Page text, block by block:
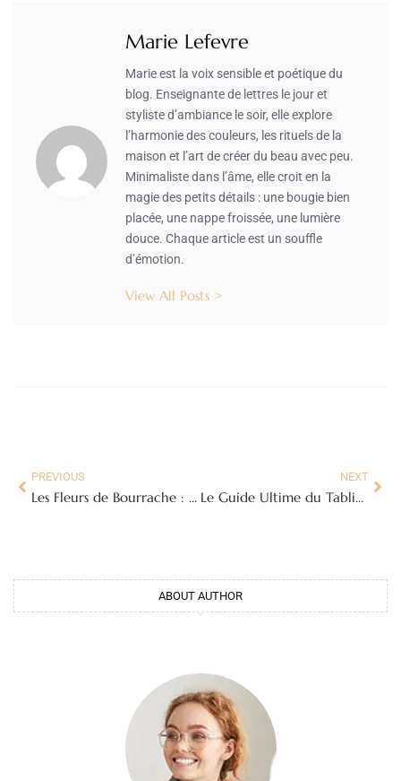
Marie Lefevre
Marie est la voix sensible et poétique du
blog. Enseignante de lettres le jour et
styliste d’ambiance le soir, elle explore
l’harmonie des couleurs, les rituels de la
maison et l’art de créer du beau avec peu.
Minimaliste dans l’âme, elle croit en la
magie des petits détails : une bougie bien
placée, une nappe froissée, une lumière
douce. Chaque article est un souffle
d’émotion.
View All Posts >
PREVIOUS
Les Fleurs de Bourrache : Un Trésor Bleu du Jardin à l’Assiette
NEXT
Le Guide Ultime du Tablier Peinture : Protégez Vos Vêtements avec Style !
ABOUT AUTHOR